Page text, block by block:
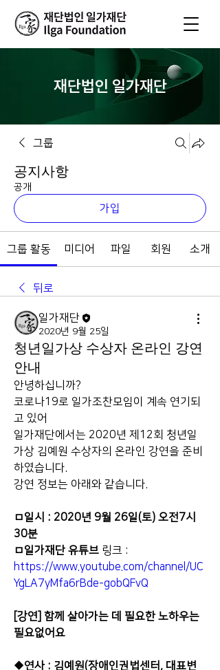
재단법인 일가재단
그룹
공지사항
공개
가입
그룹 활동 미디어 파일 회원 소개
뒤로
일가재단
2020년 9월 25일
청년일가상 수상자 온라인 강연
안내
안녕하십니까?
코로나19로 일가조찬모임이 계속 연기되
고 있어
일가재단에서는 2020년 제12회 청년일
가상 김예원 수상자의 온라인 강연을 준비
하였습니다.
강연 정보는 아래와 같습니다.
ㅁ일시 : 2020년 9월 26일(토) 오전7시
30분
ㅁ일가재단 유튜브
https://www.youtube.com/channel/UC
YgLA7yMfa6rBde-gobQFvQ
[강연] 함께 살아가는 데 필요한 노하우는
필요없어요​
◆연사 : 김예원(장애인권법센터, 대표변